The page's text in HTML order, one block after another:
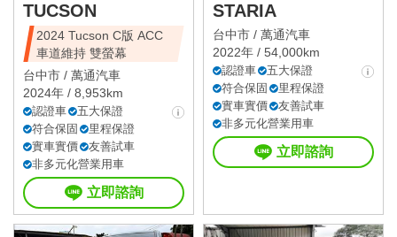
TUCSON
2024 Tucson C版 ACC
車道維持 雙螢幕
台中市 / 萬通汽車
2024年 / 8,953km
認證車
五大保證
符合保固
里程保證
實車實價
友善試車
非多元化營業用車
立即諮詢
STARIA
台中市 / 萬通汽車
2022年 / 54,000km
認證車
五大保證
符合保固
里程保證
實車實價
友善試車
非多元化營業用車
立即諮詢